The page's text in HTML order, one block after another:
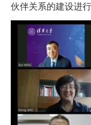
伙伴关系的建设进